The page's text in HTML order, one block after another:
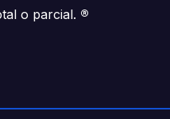
o parcial. ®